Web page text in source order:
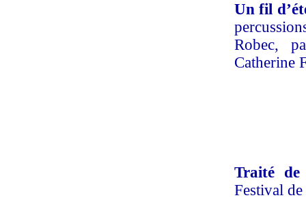
Un fil
Robec,
Catherine
Traité de
Festival